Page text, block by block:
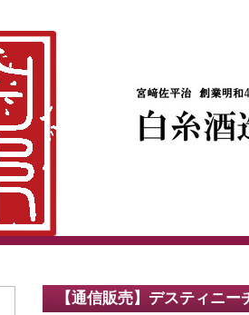
【通信販売】デスティニー